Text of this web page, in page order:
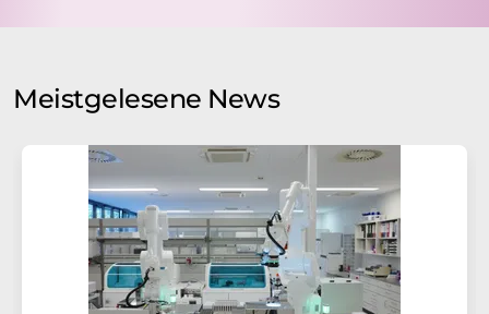
auf Basis unserer
. LUMITOS darf
Meinungsforschung per E-Mail kontaktieren. Ihre
Einwilligung können Sie jederzeit ohne Angabe von
Str. 2, 12489 Berlin oder per E-Mail unter
widerruf@lumitos.commit Wirkung für die Zukunft
widerrufen. Zudem ist in jeder E-Mail ein Link zur
Abbestellung des entsprechenden Newsletters
enthalten.
Meistgelesene News